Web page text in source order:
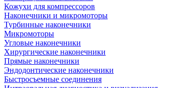
Кожухи для компрессоров
Наконечники и микромоторы
Турбинные наконечники
Микромоторы
Угловые наконечники
Хирургические наконечники
Прямые наконечники
Эндодонтические наконечники
Быстросъемные соединения